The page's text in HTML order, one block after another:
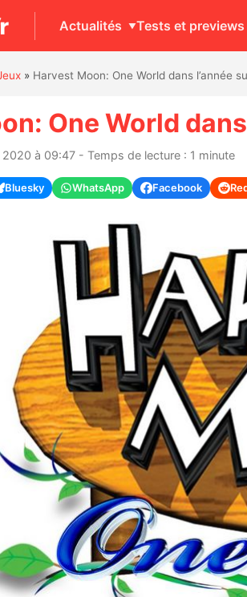
Actualités Tests et previews
» Harvest Moon: One World dans l’année
One World
à 09:47 - Temps de lecture : 1 minute
Bluesky WhatsApp Facebook